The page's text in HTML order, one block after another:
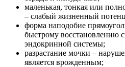
маленькая, тонкая или
– слабый жизненный
форма наподобие
быстрому восстановлению
эндокринной системы;
разрастание мочки –
является врожденным;